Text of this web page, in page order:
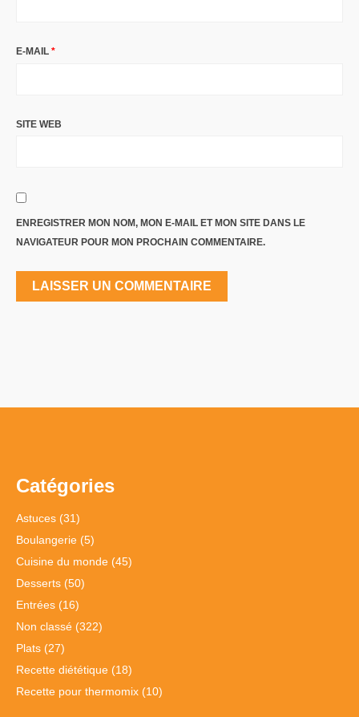
E-MAIL *
SITE WEB
ENREGISTRER MON NOM, MON E-MAIL ET MON SITE DANS LE
NAVIGATEUR POUR MON PROCHAIN COMMENTAIRE.
Catégories
Astuces (31)
Boulangerie (5)
Cuisine du monde (45)
Desserts (50)
Entrées (16)
Non classé (322)
Plats (27)
Recette diététique (18)
Recette pour thermomix (10)